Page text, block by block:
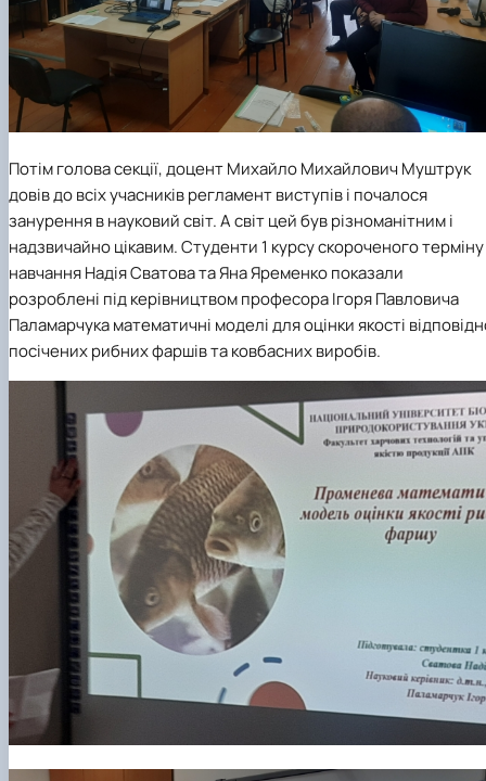
Потім голова секції, доцент Михайло Михайлович Муштрук
довів до всіх учасників регламент виступів і почалося
занурення в науковий світ. А світ цей був різноманітним і
надзвичайно цікавим. Студенти 1 курсу скороченого терміну
навчання Надія Сватова та Яна Яременко показали
розроблені під керівництвом професора Ігоря Павловича
Паламарчука математичні моделі для оцінки якості
посічених рибних фаршів та ковбасних виробів.